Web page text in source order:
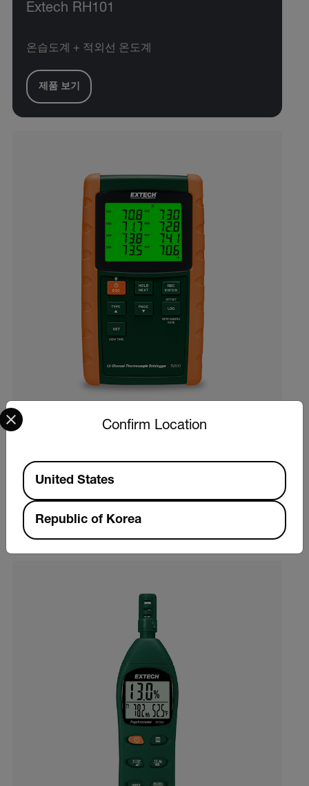
Extech RH101
온습도계 + 적외선 온도계
제품 보기
12-Channel Datalogging Thermometer
제품 보기
Confirm Location
Select your preferred country and language from the
Available Locations
United States
Republic of Korea